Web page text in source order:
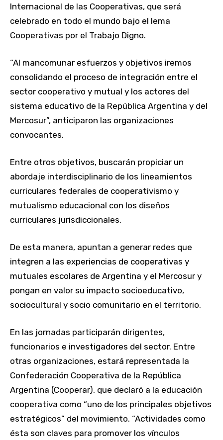
Internacional de las Cooperativas, que será
celebrado en todo el mundo bajo el lema
Cooperativas por el Trabajo Digno.
“Al mancomunar esfuerzos y objetivos iremos
consolidando el proceso de integración entre el
sector cooperativo y mutual y los actores del
sistema educativo de la República Argentina y del
Mercosur”, anticiparon las organizaciones
convocantes.
Entre otros objetivos, buscarán propiciar un
abordaje interdisciplinario de los lineamientos
curriculares federales de cooperativismo y
mutualismo educacional con los diseños
curriculares jurisdiccionales.
De esta manera, apuntan a generar redes que
integren a las experiencias de cooperativas y
mutuales escolares de Argentina y el Mercosur y
pongan en valor su impacto socioeducativo,
sociocultural y socio comunitario en el territorio.
En las jornadas participarán dirigentes,
funcionarios e investigadores del sector. Entre
otras organizaciones, estará representada la
Confederación Cooperativa de la República
Argentina (Cooperar), que declaró a la educación
cooperativa como “uno de los principales objetivos
estratégicos” del movimiento. “Actividades como
ésta son claves para promover los vínculos